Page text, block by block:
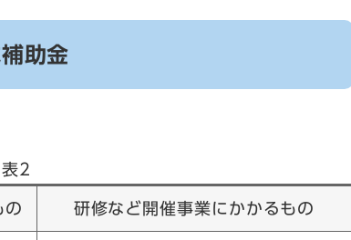
助金
表2
の 研修など開催事業にかかるもの